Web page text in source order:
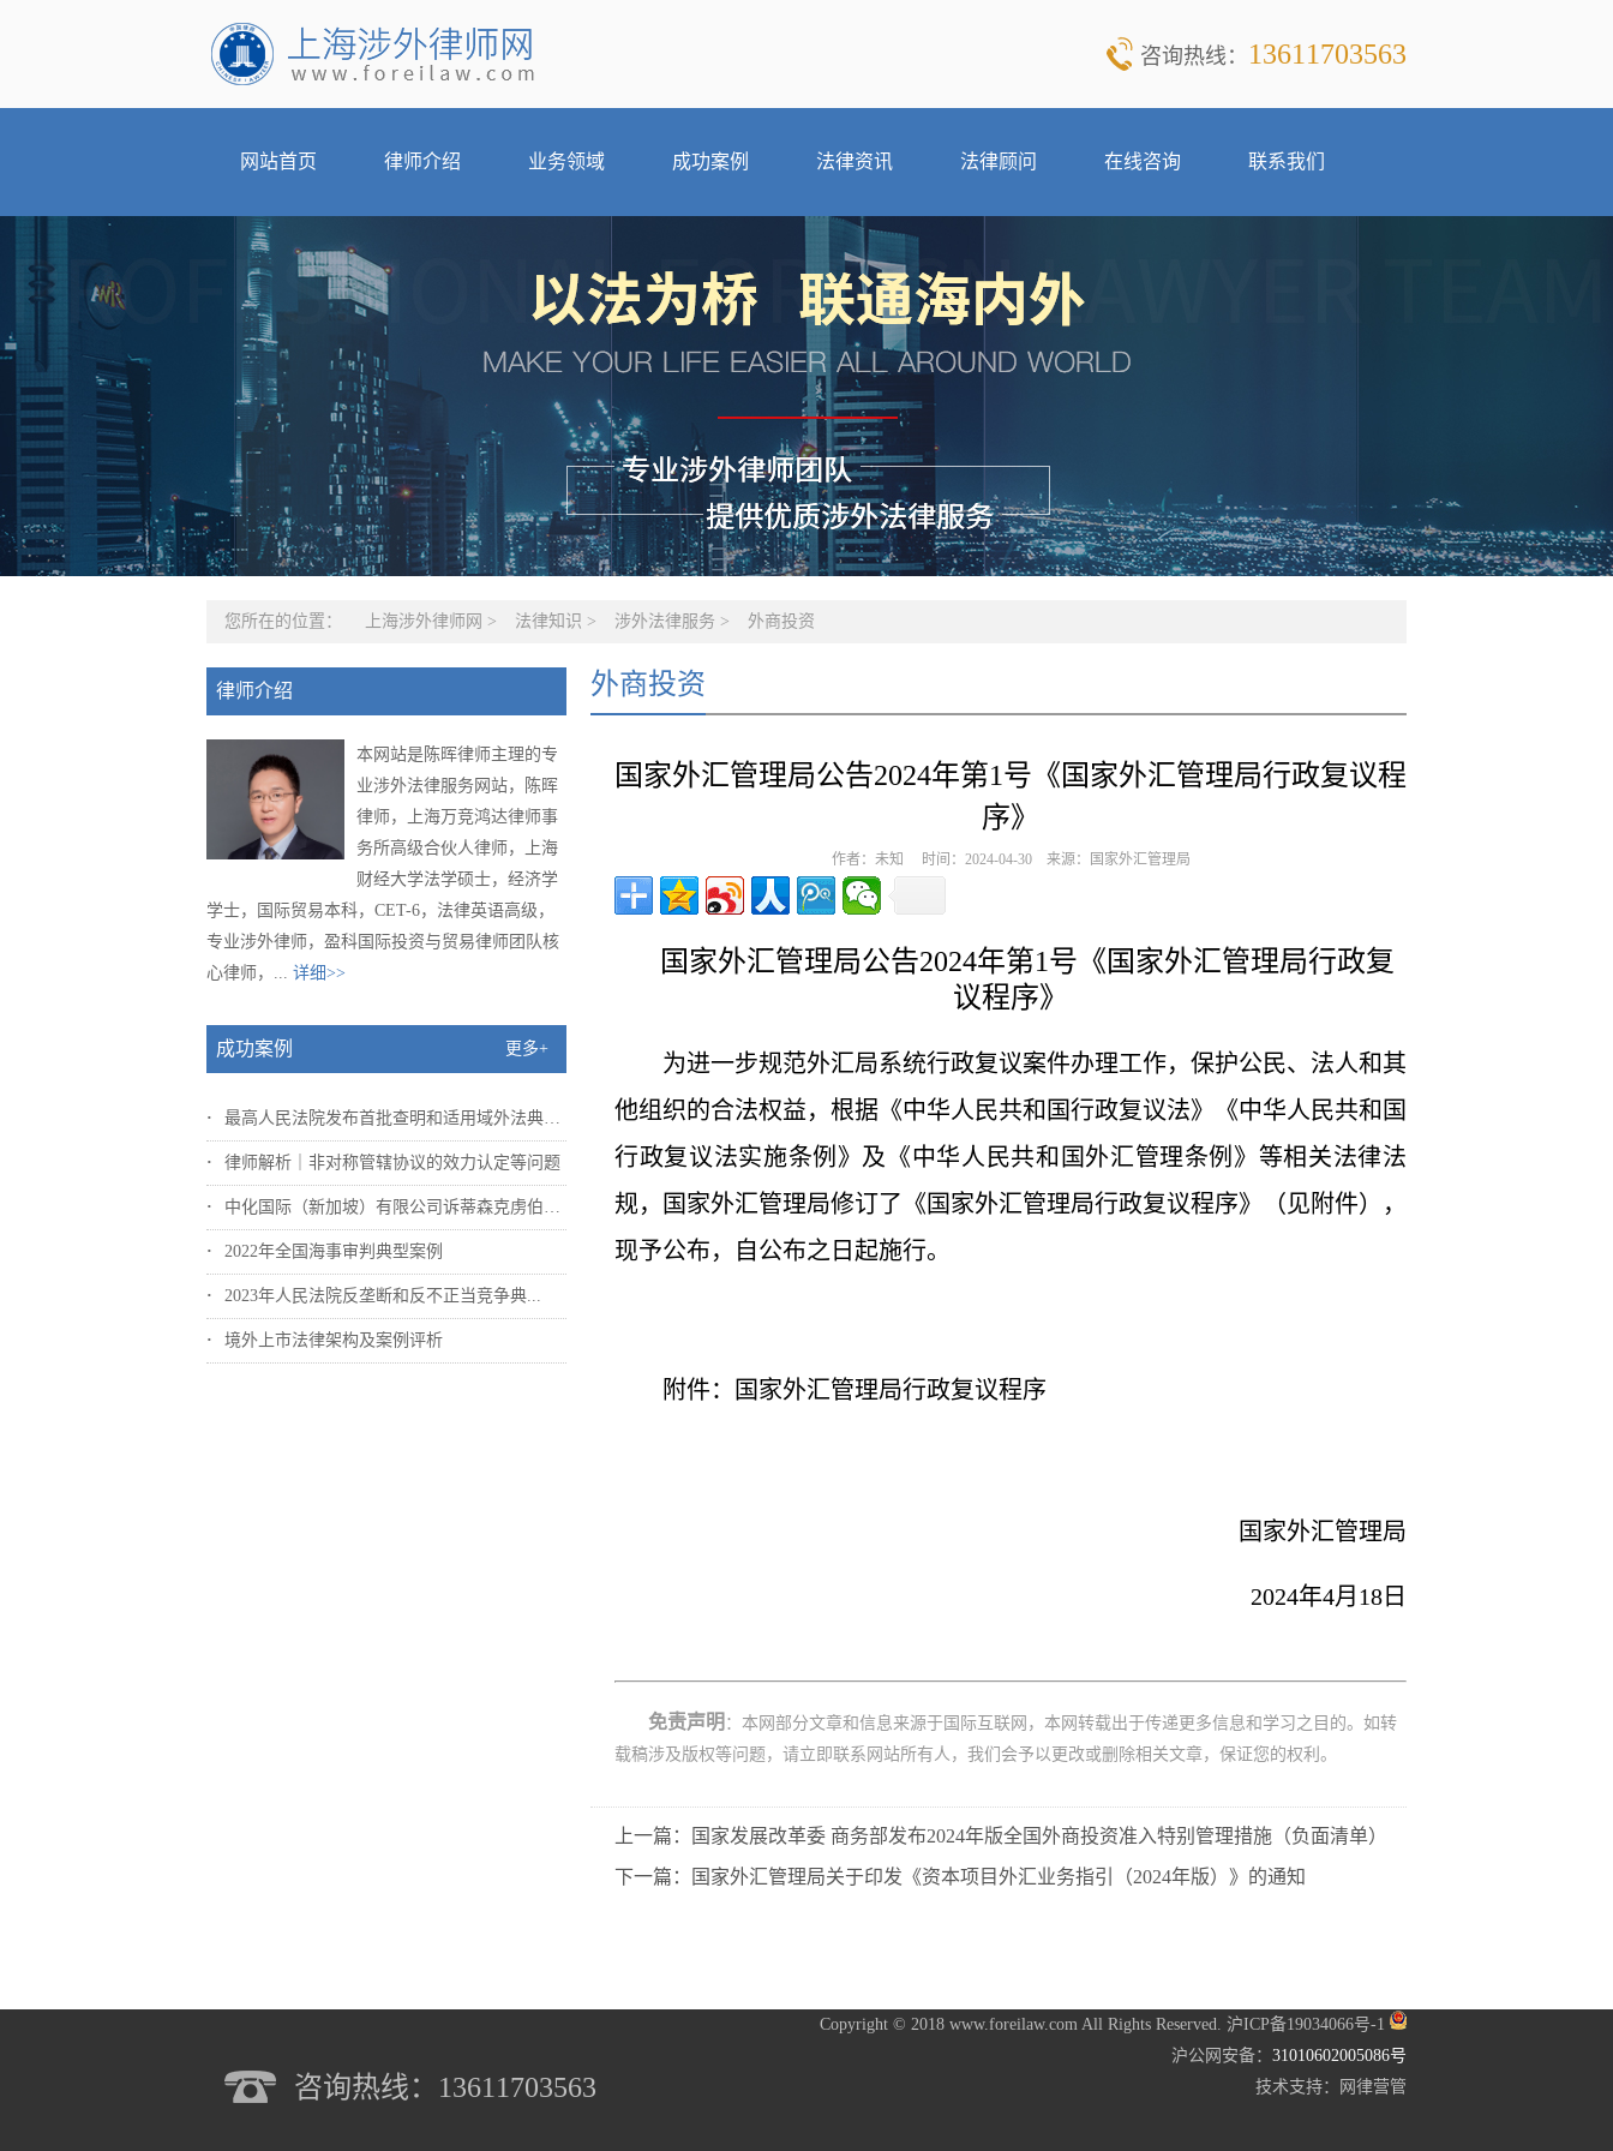
咨询热线： 13611703563
网站首页 律师介绍 业务领域 成功案例 法律资讯 法律顾问 在线咨询 联系我们
您所在的位置： 上海涉外律师网 > 法律知识 > 涉外法律服务 > 外商投资
律师介绍
本网站是陈晖律师主理的专
业涉外法律服务网站，陈晖
律师，上海万竞鸿达律师事
务所高级合伙人律师，上海
财经大学法学硕士，经济学
学士，国际贸易本科，CET-6，法律英语高级，
专业涉外律师，盈科国际投资与贸易律师团队核
心律师，... 详细>>
成功案例 更多+
最高人民法院发布首批查明和适用域外法典型...
律师解析｜非对称管辖协议的效力认定等问题
中化国际（新加坡）有限公司诉蒂森克虏伯冶...
2022年全国海事审判典型案例
2023年人民法院反垄断和反不正当竞争典...
境外上市法律架构及案例评析
外商投资
国家外汇管理局公告2024年第1号《国家外汇管理局行政复议程
序》
作者：未知 时间：2024-04-30 来源：国家外汇管理局
国家外汇管理局公告2024年第1号《国家外汇管理局行政复
议程序》
为进一步规范外汇局系统行政复议案件办理工作，保护公民、法人和其
他组织的合法权益，根据《中华人民共和国行政复议法》《中华人民共和国
行政复议法实施条例》及《中华人民共和国外汇管理条例》等相关法律法
规，国家外汇管理局修订了《国家外汇管理局行政复议程序》（见附件），
现予公布，自公布之日起施行。
附件： 国家外汇管理局行政复议程序
国家外汇管理局
2024年4月 18 日
免责声明 ：本网部分文章和信息来源于国际互联网，本网转载出于传递更多信息和学习之目的。如转
载稿涉及版权等问题，请立即联系网站所有人，我们会予以更改或删除相关文章，保证您的权利。
上一篇：国家发展改革委 商务部发布2024年版全国外商投资准入特别管理措施（负面清单）
下一篇：国家外汇管理局关于印发《资本项目外汇业务指引（2024年版）》的通知
咨询热线：13611703563
Copyright © 2018 www.foreilaw.com All Rights Reserved. 沪ICP备19034066号-1
沪公网安备： 31010602005086号
技术支持：
网律营管